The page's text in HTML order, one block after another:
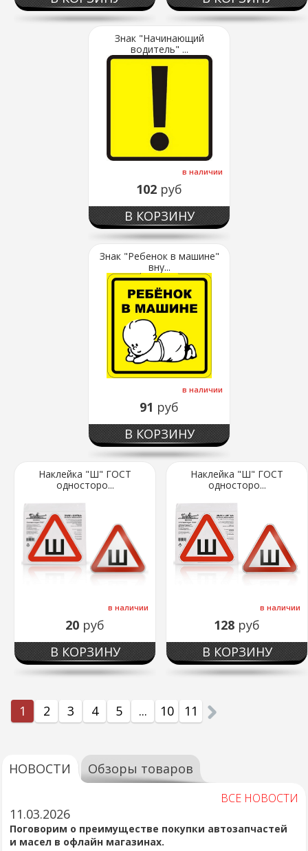
Знак "Начинающий
водитель" ...
в наличии
102 руб
В КОРЗИНУ
Знак "Ребенок в машине"
вну...
в наличии
91 руб
В КОРЗИНУ
Наклейка "Ш" ГОСТ
односторо...
в наличии
20 руб
В КОРЗИНУ
Наклейка "Ш" ГОСТ
односторо...
в наличии
128 руб
В КОРЗИНУ
1 2 3 4 5 ... 10 11
НОВОСТИ Обзоры товаров
ВСЕ НОВОСТИ
11.03.2026
Поговорим о преимуществе покупки автозапчастей
и масел в офлайн магазинах.